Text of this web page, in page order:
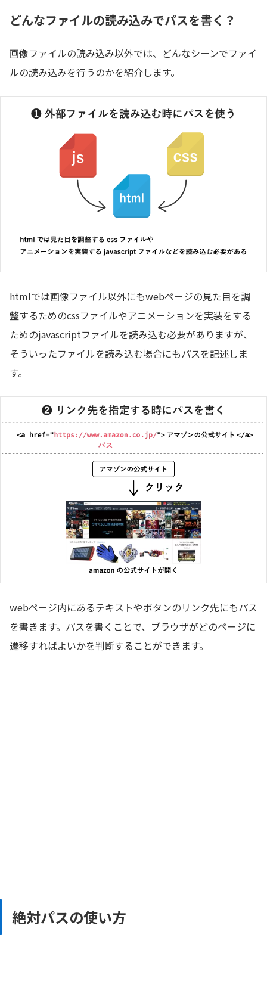
どんなファイルの読み込みでパスを書く？
画像ファイルの読み込み以外では、どんなシーンでファイ
ルの読み込みを行うのかを紹介します。
htmlでは画像ファイル以外にもwebページの見た目を調
整するためのcssファイルやアニメーションを実装をする
ためのjavascriptファイルを読み込む必要がありますが、
そういったファイルを読み込む場合にもパスを記述しま
す。
webページ内にあるテキストやボタンのリンク先にもパス
を書きます。パスを書くことで、ブラウザがどのページに
遷移すればよいかを判断することができます。
絶対パスの使い方